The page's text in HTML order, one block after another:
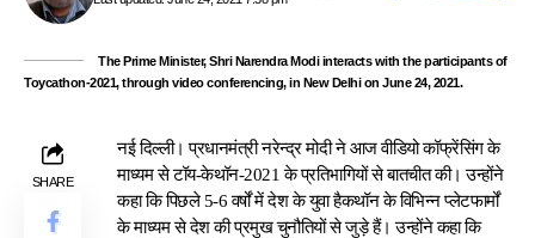
The Prime Minister, Shri Narendra Modi interacts with the participants of
Toycathon-2021, through video conferencing, in New Delhi on June 24, 2021.
SHARE
नई दिल्ली। प्रधानमंत्री नरेन्द्र मोदी ने आज वीडियो कॉफ्रेंसिंग के
माध्यम से टॉय-केथॉन-2021 के प्रतिभागियों से बातचीत की। उन्होंने
कहा कि पिछले 5-6 वर्षों में देश के युवा हैकथॉन के विभिन्न प्लेटफार्मों
के माध्यम से देश की प्रमुख चुनौतियों से जुड़े हैं। उन्होंने कहा कि